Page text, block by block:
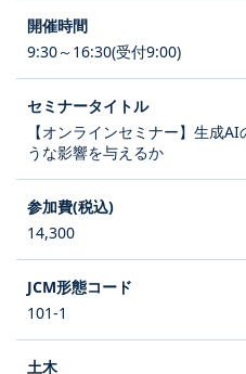
9:30～16:30(受付9:00)
【オンラインセミナー】生成
うな影響を与えるか
14,300
101-1